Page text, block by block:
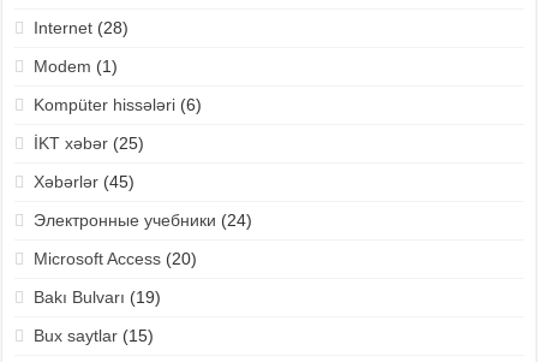
Internet(28)
Modem (1)
Kompüter hissələri(6)
İKT xəbər(25)
Xəbərlər(45)
Электронные учебники (24)
Microsoft Access(20)
Bakı Bulvarı (19)
Bux saytlar(15)